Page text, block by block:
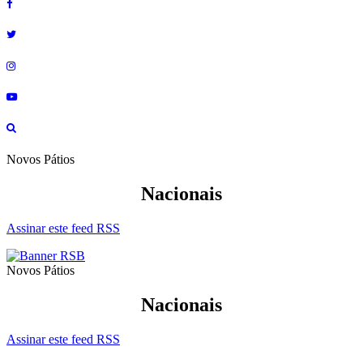
Novos Pátios
Nacionais
Assinar este feed RSS
Novos Pátios
Nacionais
Assinar este feed RSS